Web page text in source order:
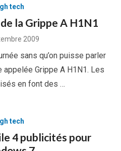
tech
la Grippe A H1N1
2009
sans qu’on puisse parler
Grippe A H1N1. Les
en font des …
tech
4 publicités pour